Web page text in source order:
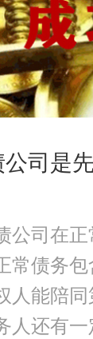
司是
公司在
常债务
人能陪
人还有